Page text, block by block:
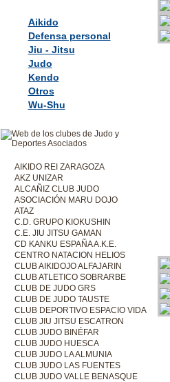
Aikido
Defensa personal
Jiu - Jitsu
Judo
Kendo
Otros
Wu-Shu
AIKIDO REI ZARAGOZA
AKZ UNIZAR
ALCAÑIZ CLUB JUDO
ASOCIACIÓN MARU DOJO
ATAZ
C.D. GRUPO KIOKUSHIN
C.E. JIU JITSU GAMAN
CD KANKU ESPAÑA A.K.E.
CENTRO NATACION HELIOS
CLUB AIKIDOJO ALFAJARIN
CLUB ATLETICO SOBRARBE
CLUB DE JUDO GRS
CLUB DE JUDO TAUSTE
CLUB DEPORTIVO ESPACIO VIDA
CLUB JIU JITSU ESCATRON
CLUB JUDO BINÉFAR
CLUB JUDO HUESCA
CLUB JUDO LA ALMUNIA
CLUB JUDO LAS FUENTES
CLUB JUDO VALLE BENASQUE